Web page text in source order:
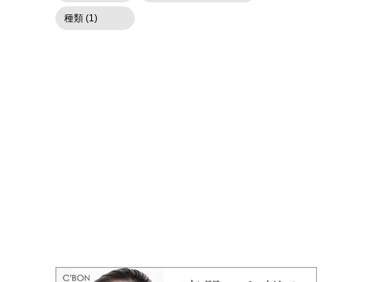
種類 (1)